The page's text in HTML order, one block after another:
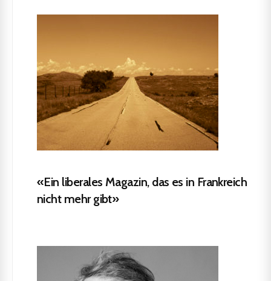
«Ein liberales Magazin, das es in Frankreich
nicht mehr gibt»